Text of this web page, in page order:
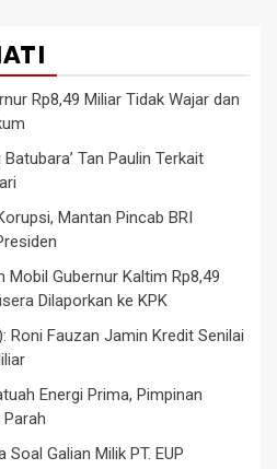
Rp8,49 Miliar Tidak Wajar dan
Batubara’ Tan Paulin Terkait
Mantan Pincab BRI
Mobil Gubernur Kaltim Rp8,49
Dilaporkan ke KPK
Roni Fauzan Jamin Kredit Senilai
Energi Prima, Pimpinan
Parah
Galian Milik PT. EUP